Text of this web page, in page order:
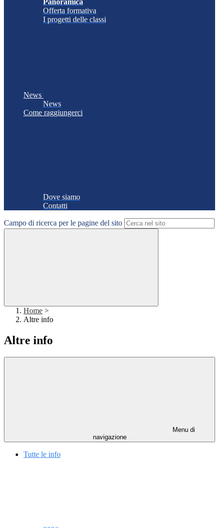
Panoramica
Offerta formativa
I progetti delle classi
News
News
Come raggiungerci
Dove siamo
Contatti
Campo di ricerca per le pagine del sito
Home >
Altre info
Altre info
Menu di
navigazione
Tutte le info